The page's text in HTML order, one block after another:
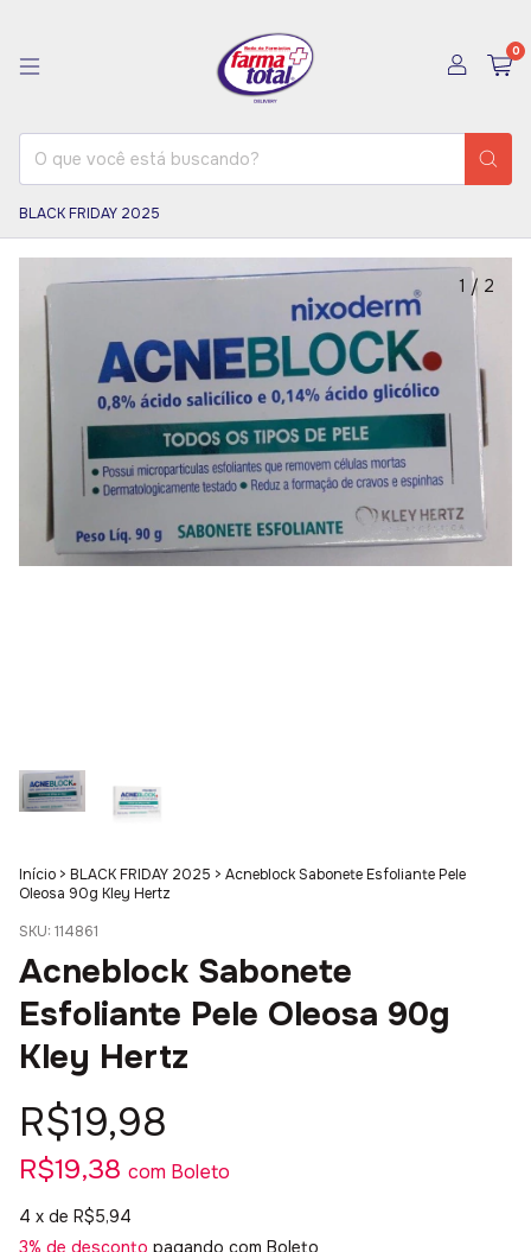
0
BLACK FRIDAY 2025
1 / 2
Início > BLACK FRIDAY 2025 > Acneblock Sabonete Esfoliante Pele
Oleosa 90g Kley Hertz
SKU: 114861
Acneblock Sabonete
Esfoliante Pele Oleosa 90g
Kley Hertz
R$19,98
R$19,38 com Boleto
4 x de R$5,94
3% de desconto pagando com Boleto